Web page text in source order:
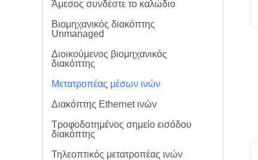
Άμεσος συνδέστε το καλώδιο
Βιομηχανικός διακόπτης
Unmanaged
Διοικούμενος βιομηχανικός
διακόπτης
Μετατροπέας μέσων ινών
Διακόπτης Ethernet ινών
Τροφοδοτημένος σημείο εισόδου
διακόπτης
Τηλεοπτικός μετατροπέας ινών